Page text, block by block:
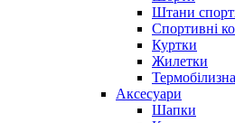
Штани
Спортивні
Куртки
Жилетки
Термобілизна
Аксесуари
Шапки